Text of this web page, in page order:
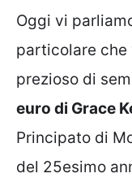
Oggi vi
particolare che
prezioso di
euro di Grace
Principato di
del 25esimo